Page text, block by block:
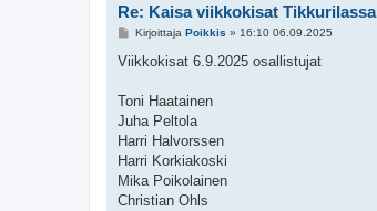
Re: Kaisa viikkokisat Tikkurilassa
V
e
i
Kirjoittaja Poikkis » 16:10 06.09.2025
Viikkokisat 6.9.2025 osallistujat
Toni Haatainen
Juha Peltola
Harri Halvorssen
Harri Korkiakoski
Mika Poikolainen
Christian Ohls